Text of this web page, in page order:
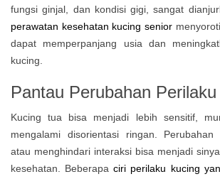
fungsi ginjal, dan kondisi gigi, sangat
perawatan kesehatan kucing senior
dapat memperpanjang usia dan
kucing.
Pantau Perubahan Perilaku
Kucing tua bisa menjadi lebih sensitif,
mengalami disorientasi ringan. Perubahan
atau menghindari interaksi bisa menjadi
kesehatan. Beberapa ciri perilaku kucing